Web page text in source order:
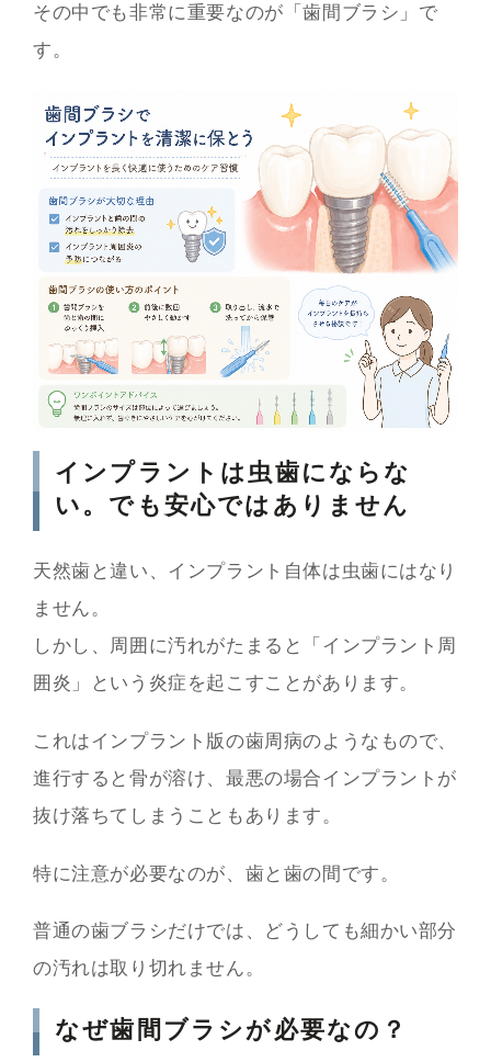
その中でも非常に重要なのが「歯間ブラシ」で
す。
インプラントは虫歯にならな
い。でも安心ではありません
天然歯と違い、インプラント自体は虫歯にはなり
ません。
しかし、周囲に汚れがたまると「インプラント周
囲炎」という炎症を起こすことがあります。
これはインプラント版の歯周病のようなもので、
進行すると骨が溶け、最悪の場合インプラントが
抜け落ちてしまうこともあります。
特に注意が必要なのが、歯と歯の間です。
普通の歯ブラシだけでは、どうしても細かい部分
の汚れは取り切れません。
なぜ歯間ブラシが必要なの？